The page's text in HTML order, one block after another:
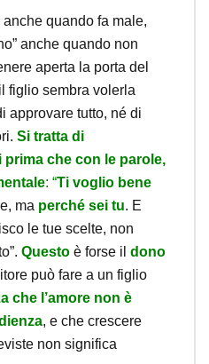
quando fa male,
anche quando non
aperta la porta del
figlio sembra volerla
approvare tutto, né di
Si tratta di
che con le parole,
: “Ti voglio bene
ma perché sei tu. E
le tue scelte, non
Questo è forse il dono
può fare a un figlio
che l’amore non è
, e che crescere
non significa